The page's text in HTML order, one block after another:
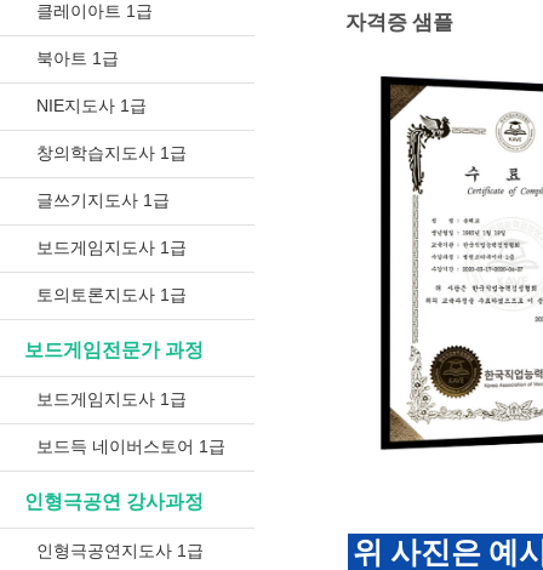
클레이아트 1급
북아트 1급
NIE지도사 1급
창의학습지도사 1급
글쓰기지도사 1급
보드게임지도사 1급
토의토론지도사 1급
보드게임전문가 과정
보드게임지도사 1급
보드득 네이버스토어 1급
인형극공연 강사과정
인형극공연지도사 1급
자격증 샘플
위 사진은 예